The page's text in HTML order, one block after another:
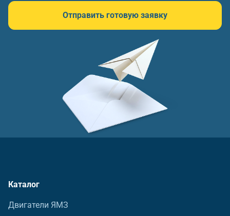
Отправить готовую заявку
Каталог
Двигатели ЯМЗ